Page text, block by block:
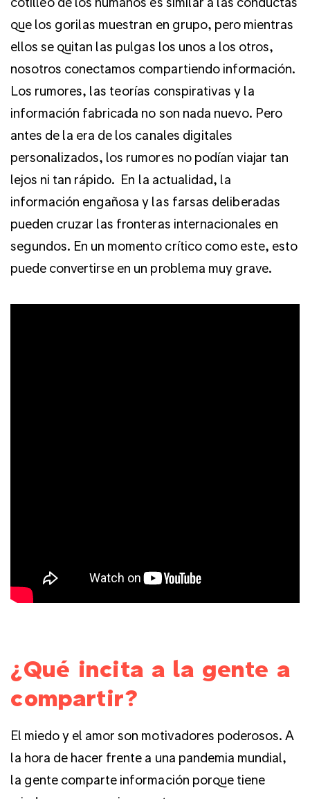
que los gorilas muestran en grupo, pero mientras
ellos se quitan las pulgas los unos a los otros,
nosotros conectamos compartiendo información.
Los rumores, las teorías conspirativas y la
información fabricada no son nada nuevo. Pero
antes de la era de los canales digitales
personalizados, los rumores no podían viajar tan
lejos ni tan rápido. En la actualidad, la
información engañosa y las farsas deliberadas
pueden cruzar las fronteras internacionales en
segundos. En un momento crítico como este, esto
puede convertirse en un problema muy grave.
¿Qué incita a la gente a
compartir?
El miedo y el amor son motivadores poderosos. A
la hora de hacer frente a una pandemia mundial,
la gente comparte información porque tiene